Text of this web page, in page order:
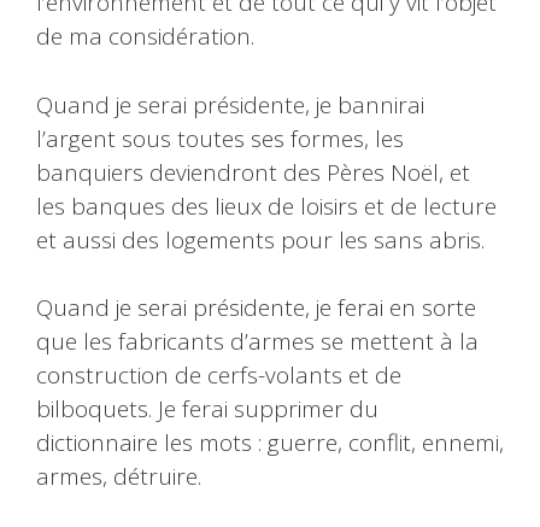
de ma considération.
Quand je serai présidente, je bannirai
l’argent sous toutes ses formes, les
banquiers deviendront des Pères Noël, et
les banques des lieux de loisirs et de lecture
et aussi des logements pour les sans abris.
Quand je serai présidente, je ferai en sorte
que les fabricants d’armes se mettent à la
construction de cerfs-volants et de
bilboquets. Je ferai supprimer du
dictionnaire les mots : guerre, conflit, ennemi,
armes, détruire.